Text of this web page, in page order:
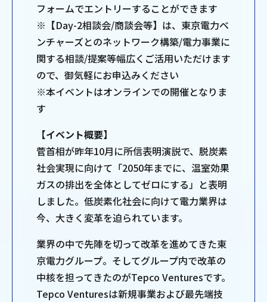
フォームでエントリーすることができます
※【Day-2相談会/商談会等】は、東京電力ベ
ンチャーズとのネットワーク構築/電力事業に
関する相談/提案等幅広くご活用いただけます
ので、御気軽にお申込みください
※本イベントはオンラインでの開催となりま
す
【イベント概要】
菅首相が昨年10月に所信表明演説で、脱炭素
社会実現に向けて「2050年までに、温室効果
ガスの排出を全体としてゼロにする」と表明
しました。低炭素化社会に向けて電力業界は
今、大きく変革を迫られています。
業界の中で先陣を切って改革を進めてきた東
京電力グループ。そしてグループ内で改革の
中核を担ってきたのがTepco Venturesです。
Tepco Venturesは新規事業および最先端技